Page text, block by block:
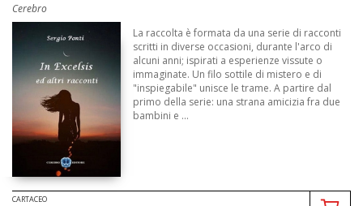
Cerebro
La raccolta è formata da una serie di racconti
scritti in diverse occasioni, durante l'arco di
alcuni anni; ispirati a esperienze vissute o
immaginate. Un filo sottile di mistero e di
"inspiegabile" unisce le trame. A partire dal
primo della serie: una strana amicizia fra due
bambini e ...
CARTACEO